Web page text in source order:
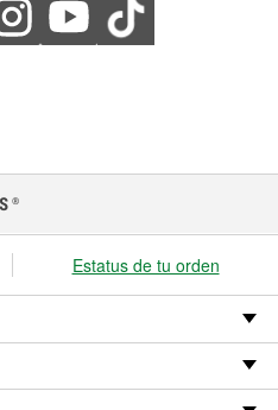
®
Estatus de tu orden